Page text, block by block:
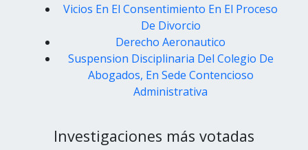
Vicios En El Consentimiento En El Proceso
De Divorcio
Derecho Aeronautico
Suspension Disciplinaria Del Colegio De
Abogados, En Sede Contencioso
Administrativa
Investigaciones más votadas